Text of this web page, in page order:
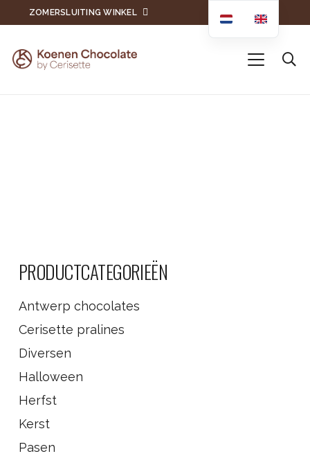
ZOMERSLUITING WINKEL
PRODUCTCATEGORIEËN
Antwerp chocolates
Cerisette pralines
Diversen
Halloween
Herfst
Kerst
Pasen